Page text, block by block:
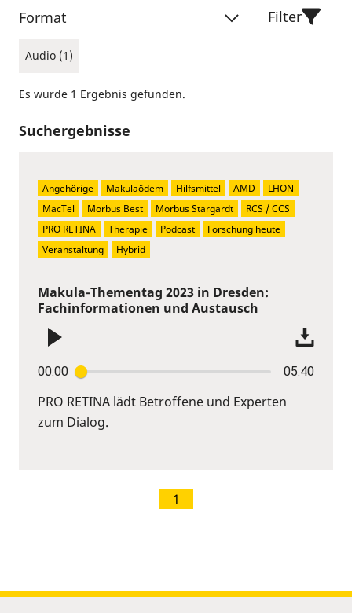
Format
Audio (1)
Filter
Es wurde 1 Ergebnis gefunden.
Suchergebnisse
Makula-Thementag 2023 in Dresden:
Fachinformationen und Austausch
00:00 05:40
PRO RETINA lädt Betroffene und Experten
zum Dialog.
Angehörige Makulaödem Hilfsmittel AMD
LHON
MacTel
Morbus Best Morbus Stargardt
RCS / CCS
PRO RETINA
Therapie Podcast
Forschung heute
Veranstaltung
Hybrid
1